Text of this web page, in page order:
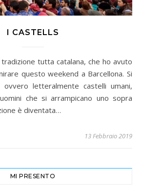
I CASTELLS
questo weekend a Barcellona. Si
letteralmente castelli umani,
che si arrampicano uno sopra
è diventata…
13 Febbraio 2019
MI PRESENTO